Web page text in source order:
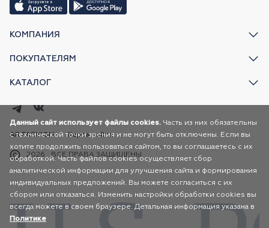
КОМПАНИЯ
ПОКУПАТЕЛЯМ
КАТАЛОГ
2026 ВСЕ ПРАВА ЗАЩИЩЕНЫ
AR FASHION Карта сайта
Данный сайт использует файлы cookies. Часть из них обязательны
с технической точки зрения и не могут быть отключены. Если вы
хотите продолжить пользоваться сайтом, то вы соглашаетесь с их
обработкой. Часть файлов cookies осуществляет сбор
аналитической информации для улучшения сайта и формирования
индивидуальных предложений. Вы можете согласиться с их
сбором или отказаться. Изменить настройки обработки cookies вы
всегда можете в своем браузере. Детальная информация указана в
Политике